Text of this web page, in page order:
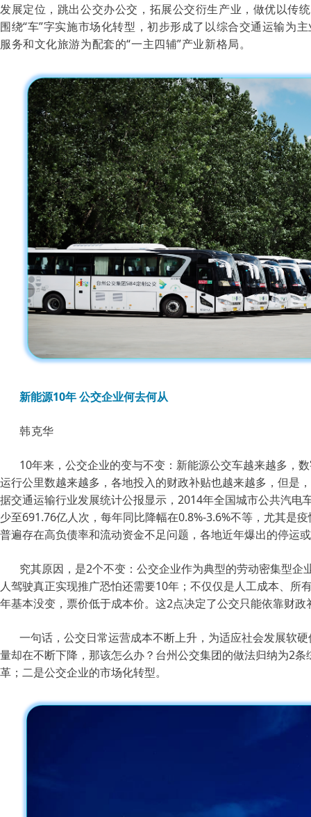
发展定位，跳出公交办公交，拓展公交衍生产业，做优以传
围绕“车”字实施市场化转型，初步形成了以综合交通运输为
服务和文化旅游为配套的“一主四辅”产业新格局。
新能源10年 公交企业何去何从
韩克华
10年来，公交企业的变与不变：新能源公交车越来越多，
运行公里数越来越多，各地投入的财政补贴也越来越多，但是
据交通运输行业发展统计公报显示，2014年全国城市公共汽电
少至691.76亿人次，每年同比降幅在0.8%-3.6%不等，尤其是
普遍存在高负债率和流动资金不足问题，各地近年爆出的停运
究其原因，是2个不变：公交企业作为典型的劳动密集型企
人驾驶真正实现推广恐怕还需要10年；不仅仅是人工成本、所
年基本没变，票价低于成本价。这2点决定了公交只能依靠财政
一句话，公交日常运营成本不断上升，为适应社会发展软
量却在不断下降，那该怎么办？台州公交集团的做法归纳为2
革；二是公交企业的市场化转型。